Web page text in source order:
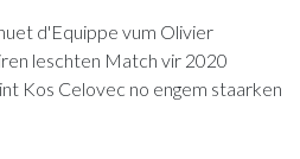
d'Equippe vum Olivier
leschten Match vir 2020
Kos Celovec no engem staarken